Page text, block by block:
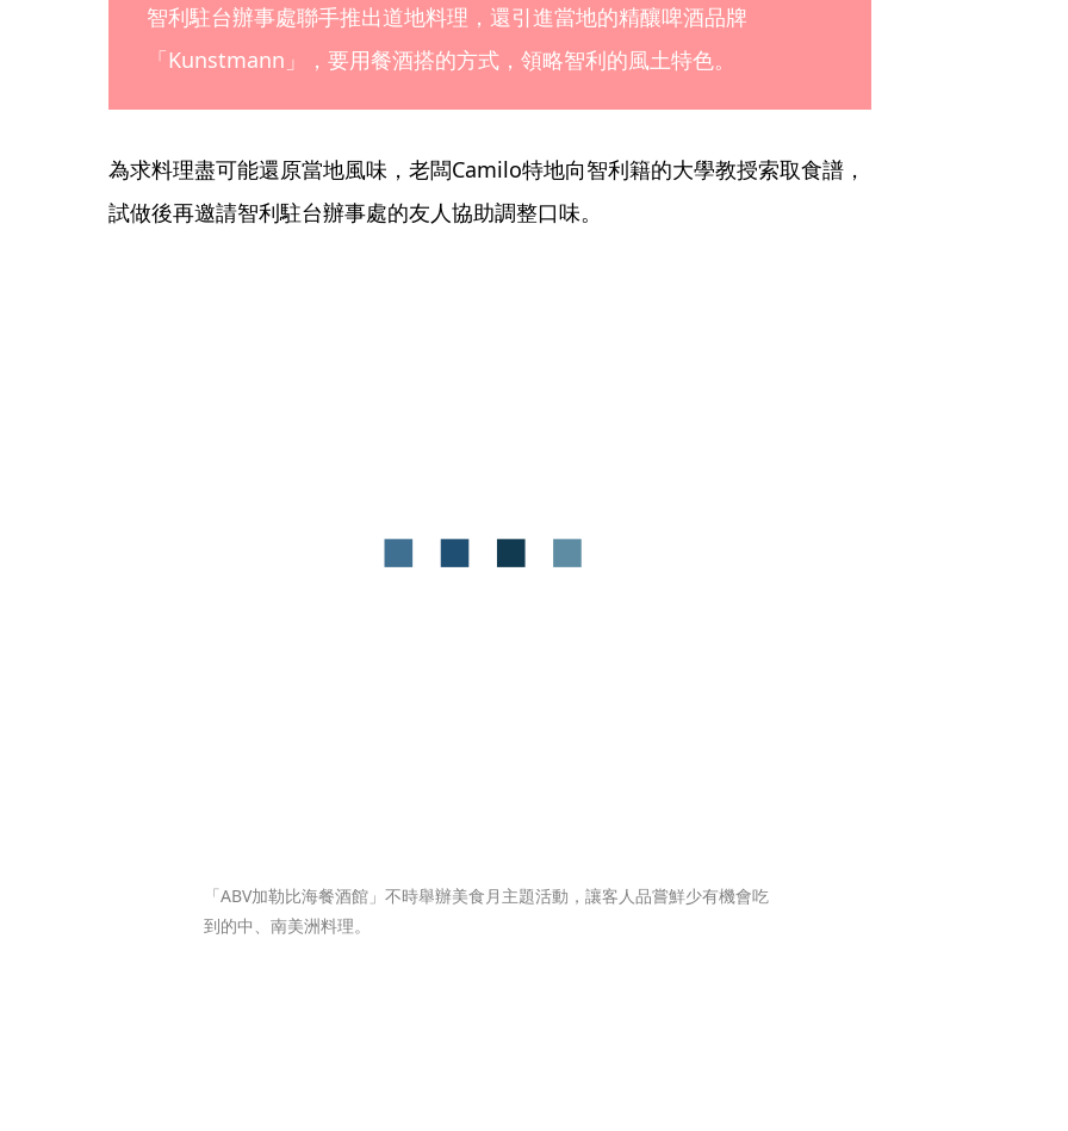
智利駐台辦事處聯手推出道地料理，還引進當地的精釀啤酒品牌
「Kunstmann」，要用餐酒搭的方式，領略智利的風土特色。
為求料理盡可能還原當地風味，老闆Camilo特地向智利籍的大學教授索取食譜，
試做後再邀請智利駐台辦事處的友人協助調整口味。
「ABV加勒比海餐酒館」不時舉辦美食月主題活動，讓客人品嘗鮮少有機會吃
到的中、南美洲料理。